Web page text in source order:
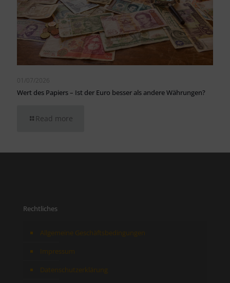
01/07/2026
Wert des Papiers – Ist der Euro besser als andere Währungen?
Read more
Rechtliches
Allgemeine Geschäftsbedingungen
Impressum
Datenschutzerklärung